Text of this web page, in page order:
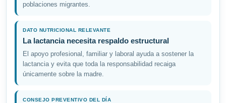
poblaciones migrantes.
DATO NUTRICIONAL RELEVANTE
La lactancia necesita respaldo estructural
El apoyo profesional, familiar y laboral ayuda a sostener la
lactancia y evita que toda la responsabilidad recaiga
únicamente sobre la madre.
CONSEJO PREVENTIVO DEL DÍA